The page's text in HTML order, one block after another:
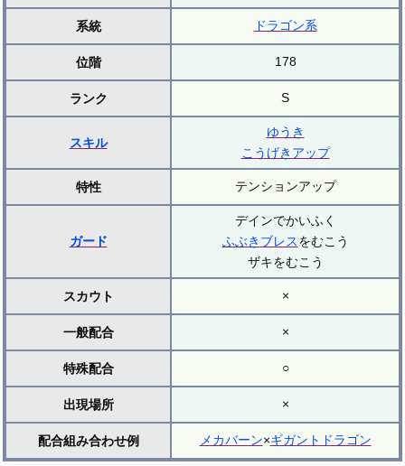
系統 ドラゴン系
位階 178
ランク S
スキル
ゆうき
こうげきアップ
特性 テンションアップ
ガード
デインでかいふく
ふぶき ブレスをむこう
ザキをむこう
スカウト ×
一般配合 ×
特殊配合 ○
出現場所 ×
配合組み合わせ例 メカバーン×ギガントドラゴン